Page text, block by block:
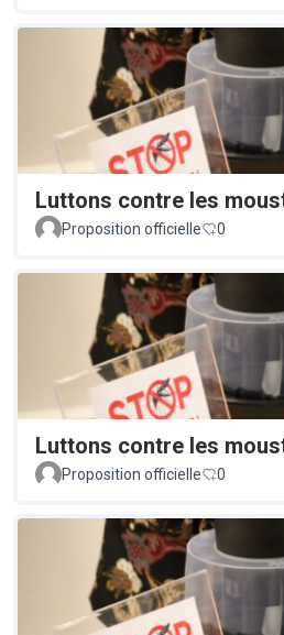
Luttons contre les
Proposition officielle
0
Luttons contre les
Proposition officielle
0